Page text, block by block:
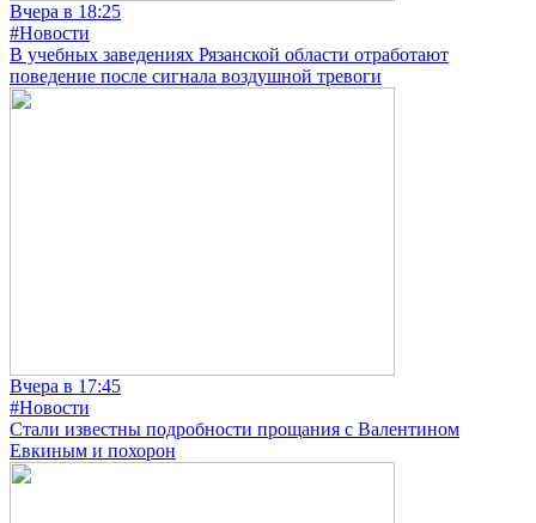
Вчера в 18:25
#Новости
В учебных заведениях Рязанской области отработают
поведение после сигнала воздушной тревоги
Вчера в 17:45
#Новости
Стали известны подробности прощания с Валентином
Евкиным и похорон